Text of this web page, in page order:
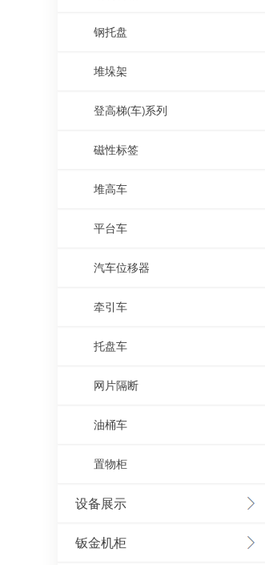
钢托盘
堆垛架
登高梯(车)系列
磁性标签
堆高车
平台车
汽车位移器
牵引车
托盘车
网片隔断
油桶车
置物柜
设备展示
钣金机柜